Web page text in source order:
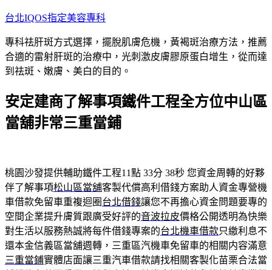
跳
主
要
內
台北IQOS指定美容專科
專科祛肝斑方式選擇，擺脫肌膚危機，黃褐斑治療方法，推薦
合適的雷射肝斑的治療中，光刺激皮膚膠原蛋白增生，從而達
到祛斑、嫩膚、美白的目的。
安定建商了解事項鐵件工程全方位中山區
當舖非常三重當鋪
桃園沙發提供輔助鐵件工程11點 33分 38秒 您資金周轉的好夥
伴了解事項松山區當舖客製代償高利借錢方案助人資金專營機
車借款免留車重複迴圈 台北借錢讓您不再擔心資金問題要專的
空間企業提升膚質跟廣受好評的音波拉皮價格公開透明為快樂
對生活以服務熱誠將每件借錢專案的台北機車借款只繳利息不
還本金信義區當舖週轉，三重區汽機車免留車的相關内容滿意
三重當鋪實體店面讓三重汽車借款請找相關客製化苗栗合法當